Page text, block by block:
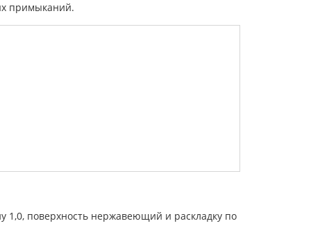
примыканий.
1,0, поверхность нержавеющий и раскладку по